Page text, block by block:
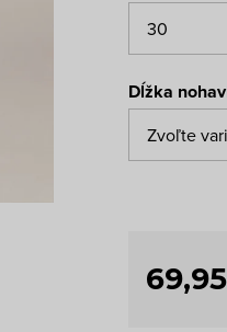
Dĺžka